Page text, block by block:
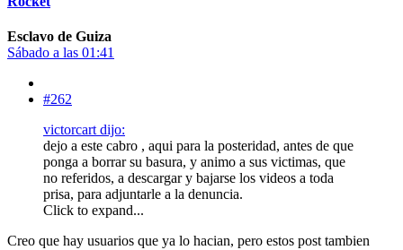
Esclavo de Guiza
Sábado a las 01:41
#262
victorcart dijo:
dejo a este cabro , aqui para la posteridad, antes de que
ponga a borrar su basura, y animo a sus victimas, que
no referidos, a descargar y bajarse los videos a toda
prisa, para adjuntarle a la denuncia.
Click to expand...
Creo que hay usuarios que ya lo hacian, pero estos post tambien